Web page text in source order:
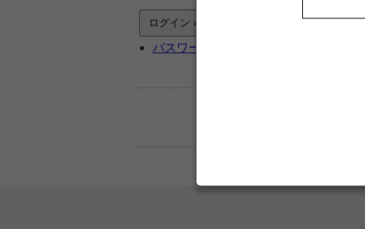
パスワードをお忘れですか ?